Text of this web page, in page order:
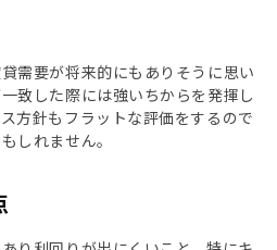
需要が将来的にもありそうに思い
致した際には強いちからを発揮し
方針もフラットな評価をするので
しれません。